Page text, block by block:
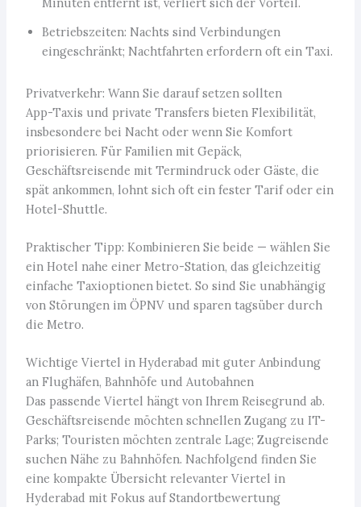
Betriebszeiten: Nachts sind Verbindungen
eingeschränkt; Nachtfahrten erfordern oft ein Taxi.
Privatverkehr: Wann Sie darauf setzen sollten
App-Taxis und private Transfers bieten Flexibilität,
insbesondere bei Nacht oder wenn Sie Komfort
priorisieren. Für Familien mit Gepäck,
Geschäftsreisende mit Termindruck oder Gäste, die
spät ankommen, lohnt sich oft ein fester Tarif oder ein
Hotel-Shuttle.
Praktischer Tipp: Kombinieren Sie beide — wählen Sie
ein Hotel nahe einer Metro-Station, das gleichzeitig
einfache Taxioptionen bietet. So sind Sie unabhängig
von Störungen im ÖPNV und sparen tagsüber durch
die Metro.
Wichtige Viertel in Hyderabad mit guter Anbindung
an Flughäfen, Bahnhöfe und Autobahnen
Das passende Viertel hängt von Ihrem Reisegrund ab.
Geschäftsreisende möchten schnellen Zugang zu IT-
Parks; Touristen möchten zentrale Lage; Zugreisende
suchen Nähe zu Bahnhöfen. Nachfolgend finden Sie
eine kompakte Übersicht relevanter Viertel in
Hyderabad mit Fokus auf Standortbewertung